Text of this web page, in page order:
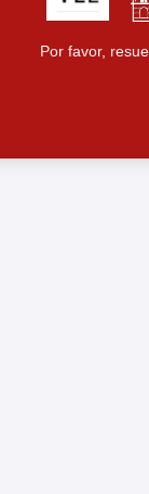
Por favor,